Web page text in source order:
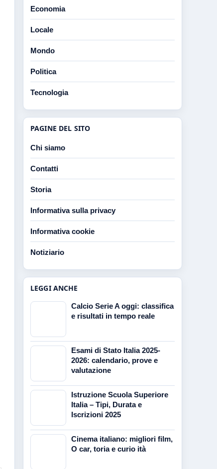
Economia
Locale
Mondo
Politica
Tecnologia
PAGINE DEL SITO
Chi siamo
Contatti
Storia
Informativa sulla privacy
Informativa cookie
Notiziario
LEGGI ANCHE
Calcio Serie A oggi: classifica
e risultati in tempo reale
Esami di Stato Italia 2025-
2026: calendario, prove e
valutazione
Istruzione Scuola Superiore
Italia – Tipi, Durata e
Iscrizioni 2025
Cinema italiano: migliori film,
O car, toria e curio ità